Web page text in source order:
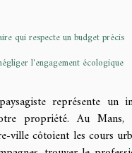
qui respecte un budget précis
l'engagement écologique
représente un
propriété. Au
ville côtoient les cours